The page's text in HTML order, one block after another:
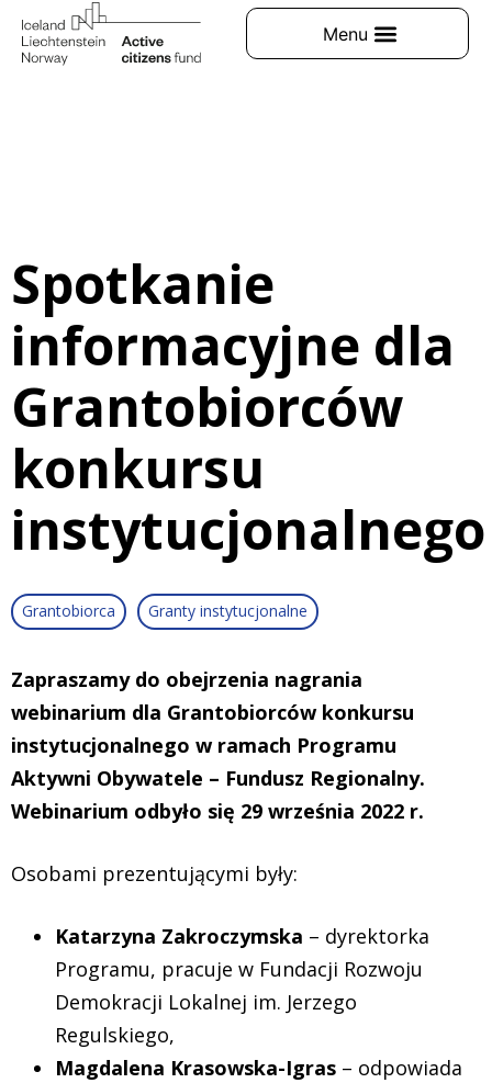
Spotkanie
informacyjne dla
Grantobiorców
konkursu
instytucjonalnego
Grantobiorca Granty instytucjonalne
Zapraszamy do obejrzenia nagrania
webinarium dla Grantobiorców konkursu
instytucjonalnego w ramach Programu
Aktywni Obywatele – Fundusz Regionalny.
Webinarium odbyło się 29 września 2022 r.
Osobami prezentującymi były:
Katarzyna Zakroczymska – dyrektorka
Programu, pracuje w Fundacji Rozwoju
Demokracji Lokalnej im. Jerzego
Regulskiego,
Magdalena Krasowska-Igras – odpowiada